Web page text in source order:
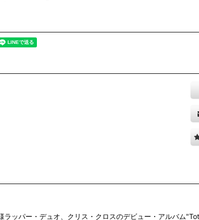
ラッパー・デュオ、クリス・クロスのデビュー・アルバム